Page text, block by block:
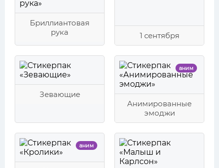
Бриллиантовая
рука
1 сентября
Зевающие
аним
Анимированные
эмоджи
аним